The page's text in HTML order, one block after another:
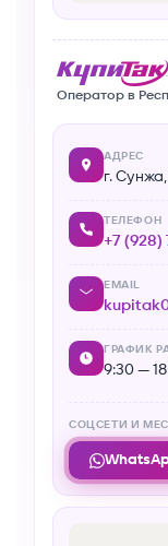
Оператор в
АДРЕС
г.
ТЕЛЕФОН
+7 (928)
EMAIL
ГРАФИК
9:30 —
СОЦСЕТИ И